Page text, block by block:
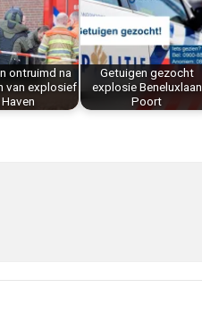
ontruimd na
van explosief
Getuigen gezocht
explosie Beneluxlaan
Poort